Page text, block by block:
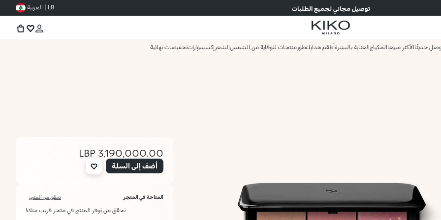
توصيل مجاني لجميع الطلبات LB | العربية
حديثًاالأكثر مبيعاالمكياجالعناية بالبشرةأطقم هداياعطورمنتجات للوقاية من الشمسالشعر إكسسواراتتخفيضات نهائية
3,190,000.00 LBP
أضف إلى السلة
المتاحة في المتجر تحقق من المتجر
تحقق من توفر المنتج في متجر قريب منك!